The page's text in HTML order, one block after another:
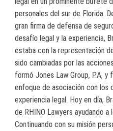
personales del sur de Florida.
gran firma de defensa de
desafío legal y la experiencia,
estaba con la representación
sido cambiadas por las
formó Jones Law Group, P.A, y
enfoque de asociación con los
experiencia legal. Hoy en día,
de RHINO Lawyers ayudando
Continuando con su misión